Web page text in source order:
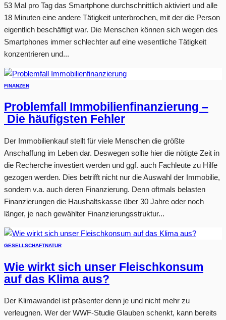
53 Mal pro Tag das Smartphone durchschnittlich aktiviert und alle
18 Minuten eine andere Tätigkeit unterbrochen, mit der die Person
eigentlich beschäftigt war. Die Menschen können sich wegen des
Smartphones immer schlechter auf eine wesentliche Tätigkeit
konzentrieren und...
FINANZEN
Problemfall Immobilienfinanzierung –
Die häufigsten Fehler
Der Immobilienkauf stellt für viele Menschen die größte
Anschaffung im Leben dar. Deswegen sollte hier die nötigte Zeit in
die Recherche investiert werden und ggf. auch Fachleute zu Hilfe
gezogen werden. Dies betrifft nicht nur die Auswahl der Immobilie,
sondern v.a. auch deren Finanzierung. Denn oftmals belasten
Finanzierungen die Haushaltskasse über 30 Jahre oder noch
länger, je nach gewählter Finanzierungsstruktur...
GESELLSCHAFTNATUR
Wie wirkt sich unser Fleischkonsum
auf das Klima aus?
Der Klimawandel ist präsenter denn je und nicht mehr zu
verleugnen. Wer der WWF-Studie Glauben schenkt, kann bereits